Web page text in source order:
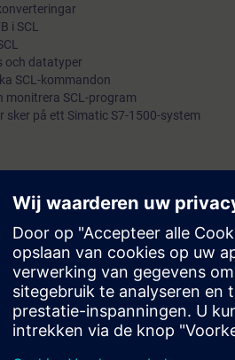
i SCL
och datatyper
SCL-kommandon
monitrera SCL-program
sker på ett Simatic S7-1500-system
kommer du att:
testa och driftsätta grundläggande
skapa program för grundläggande
att använda en Statement List (STL).
kunskap med många praktiska
består av Simatic S7-1500
Simatic TIA Portal programmering 1